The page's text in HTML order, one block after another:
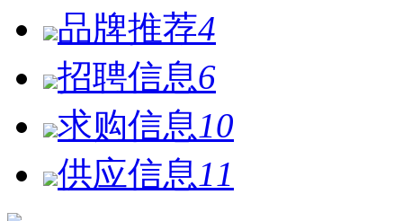
品牌推荐4
招聘信息6
求购信息 10
供应信息 11